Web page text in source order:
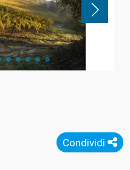
Condividi